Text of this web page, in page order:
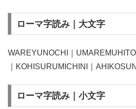
ローマ字読み｜大文字
WAREYUNOCHI｜
｜KOHISURUMICHINI｜
ローマ字読み｜小文字